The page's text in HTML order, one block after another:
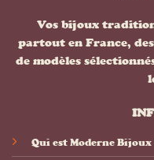
Vos bijoux
partout en France,
de modèles
Qui est Moderne Bijoux